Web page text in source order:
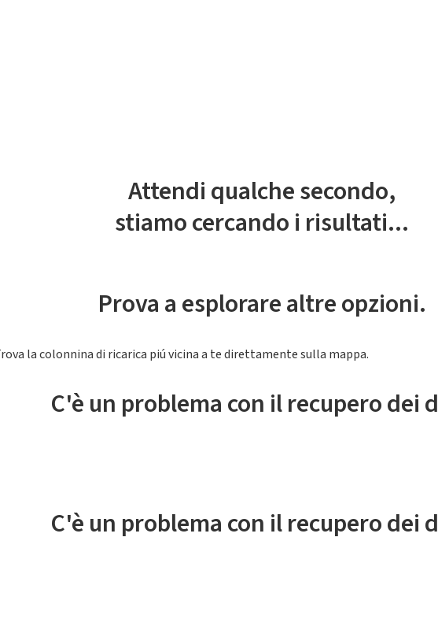
Attendi qualche secondo,
stiamo cercando i risultati...
Prova a esplorare altre opzioni.
la colonnina di ricarica piú vicina a te direttamente sulla mappa.
C'è un problema con il recupero dei
C'è un problema con il recupero dei